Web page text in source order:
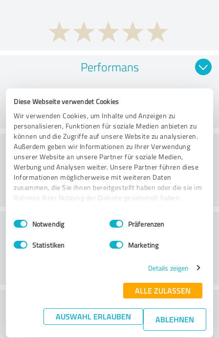
Diese Webseite verwendet Cookies
Wir verwenden Cookies, um Inhalte und Anzeigen zu
personalisieren, Funktionen für soziale Medien anbieten zu
können und die Zugriffe auf unsere Website zu analysieren.
Außerdem geben wir Informationen zu Ihrer Verwendung
unserer Website an unsere Partner für soziale Medien,
Werbung und Analysen weiter. Unsere Partner führen diese
Informationen möglicherweise mit weiteren Daten
zusammen, die Sie ihnen bereitgestellt haben oder die sie im
Rahmen Ihrer Nutzung der Dienste gesammelt haben.
Impressum Datenschutzbestimmungen
Einwilligungsauswahl
Notwendig Präferenzen
Statistiken Marketing
Details zeigen
ALLE ZULASSEN
AUSWAHL ERLAUBEN ABLEHNEN
Performans
Danışmanlık
Müşteri Hizmetleri
Fiyat/performans oranı hakkında ne
düşünüyorsunuz?